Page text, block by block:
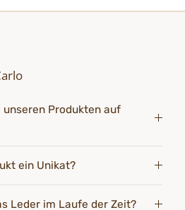
unseren Produkten auf
ein Unikat?
Leder im Laufe der Zeit?